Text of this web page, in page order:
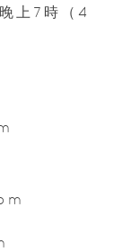
上7時（4